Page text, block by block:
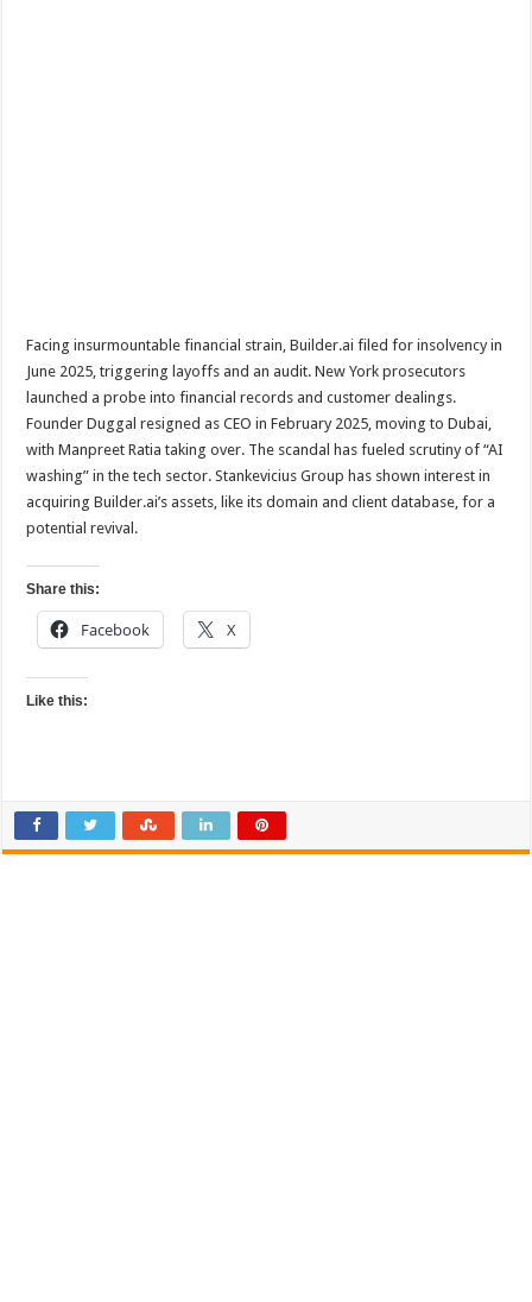
Facing insurmountable financial strain, Builder.ai filed for insolvency in
June 2025, triggering layoffs and an audit. New York prosecutors
launched a probe into financial records and customer dealings.
Founder Duggal resigned as CEO in February 2025, moving to Dubai,
with Manpreet Ratia taking over. The scandal has fueled scrutiny of “AI
washing” in the tech sector. Stankevicius Group has shown interest in
acquiring Builder.ai’s assets, like its domain and client database, for a
potential revival.
Share this:
Facebook X
Like this: